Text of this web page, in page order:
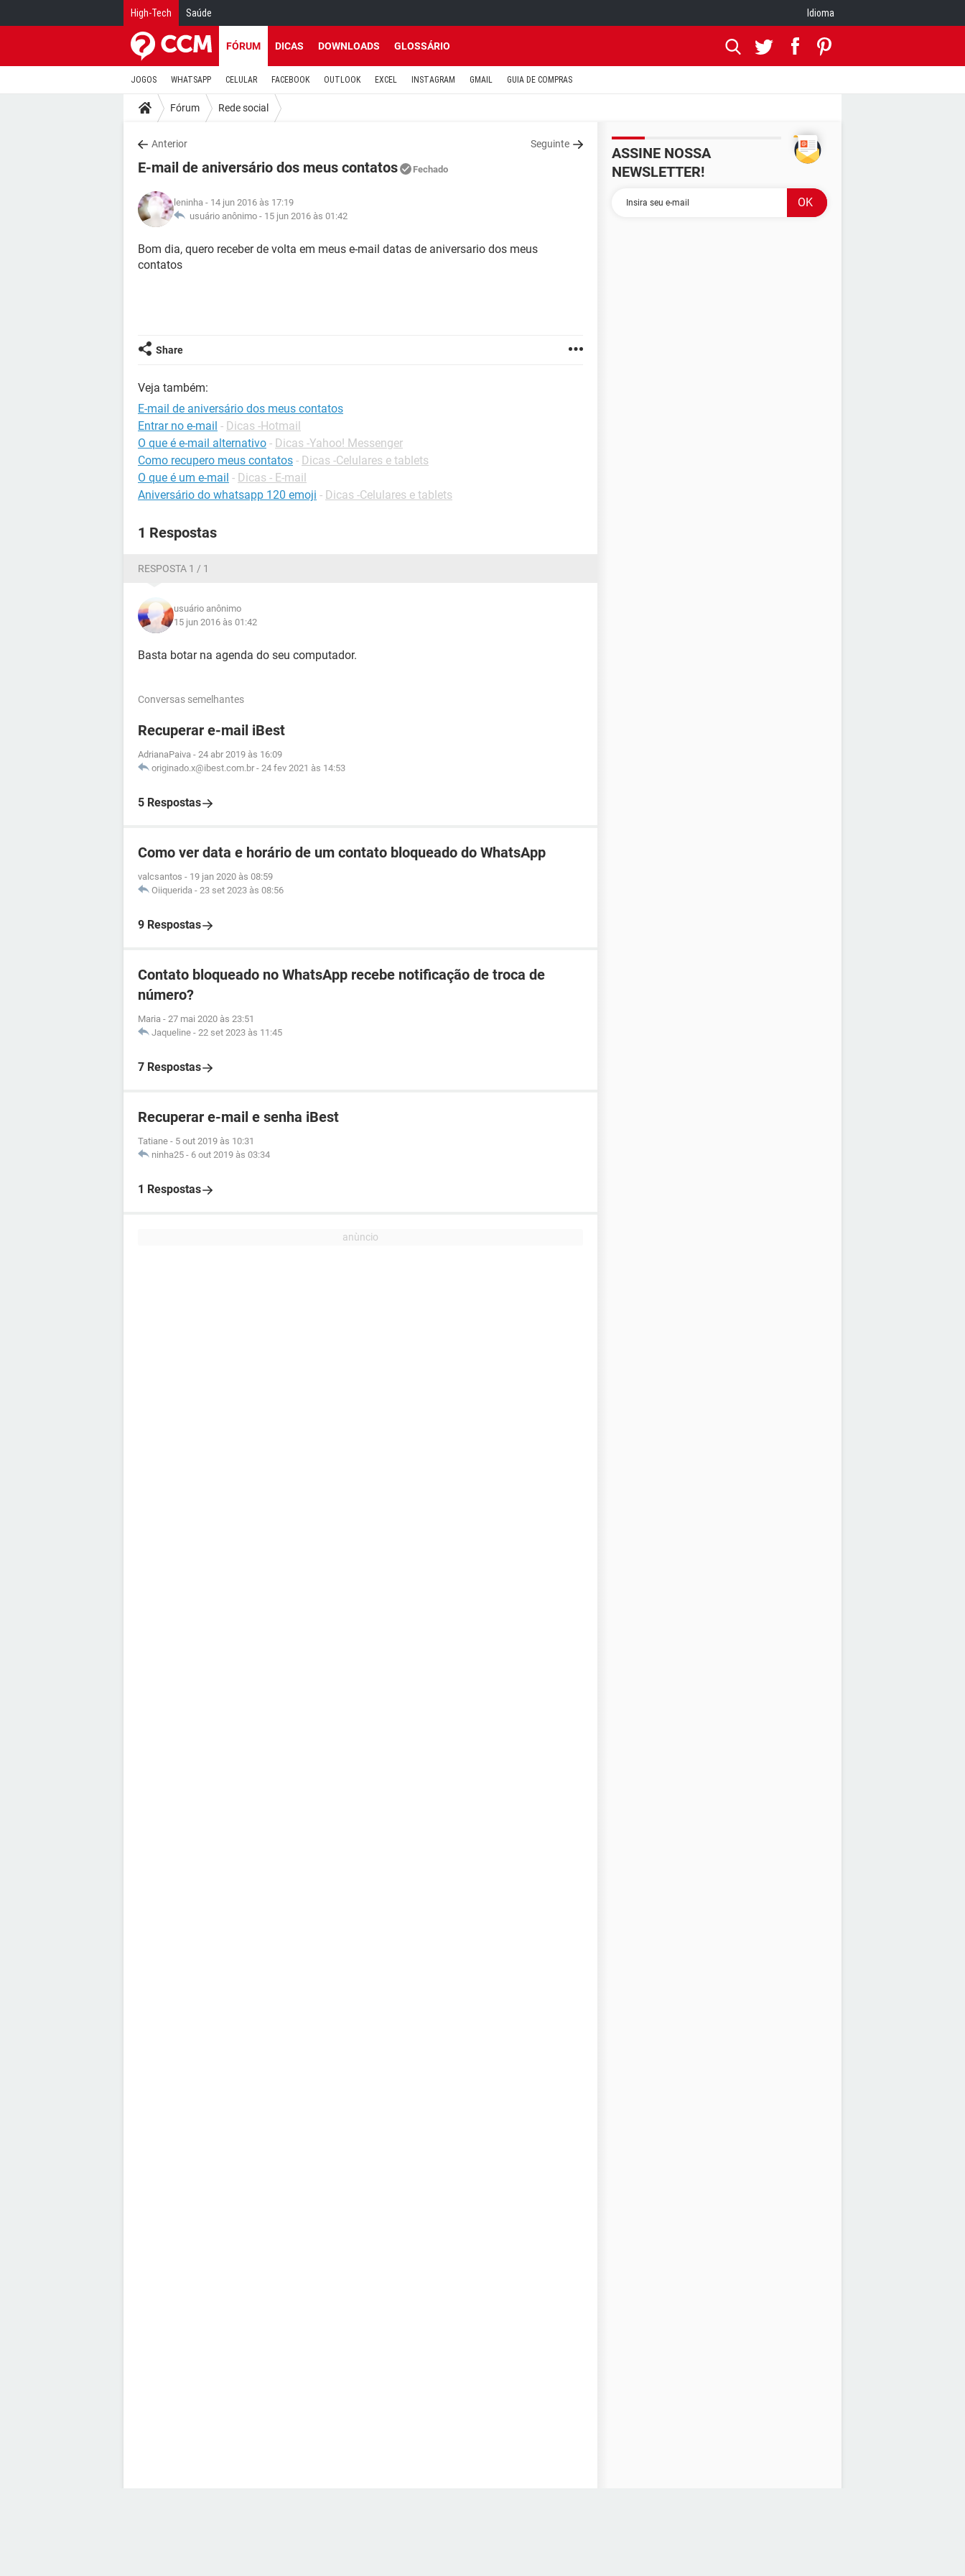
High-Tech Saúde Idioma
FÓRUM DICAS DOWNLOADS GLOSSÁRIO
JOGOS WHATSAPP CELULAR FACEBOOK OUTLOOK EXCEL INSTAGRAM GMAIL GUIA DE COMPRAS
Fórum Rede social
Anterior Seguinte
E-mail de aniversário dos meus contatos Fechado
leninha - 14 jun 2016 às 17:19
usuário anônimo - 15 jun 2016 às 01:42
Bom dia, quero receber de volta em meus e-mail datas de aniversario dos meus
contatos
Share
Veja também:
E-mail de aniversário dos meus contatos
Entrar no e-mail - Dicas -Hotmail
O que é e-mail alternativo - Dicas -Yahoo! Messenger
Como recupero meus contatos - Dicas -Celulares e tablets
O que é um e-mail - Dicas - E-mail
Aniversário do whatsapp 120 emoji - Dicas -Celulares e tablets
1 Respostas
RESPOSTA 1 / 1
usuário anônimo
15 jun 2016 às 01:42
Basta botar na agenda do seu computador.
Conversas semelhantes
Recuperar e-mail iBest
AdrianaPaiva - 24 abr 2019 às 16:09
originado.x@ibest.com.br - 24 fev 2021 às 14:53
5 Respostas
Como ver data e horário de um contato bloqueado do WhatsApp
valcsantos - 19 jan 2020 às 08:59
Oiiquerida - 23 set 2023 às 08:56
9 Respostas
Contato bloqueado no WhatsApp recebe notificação de troca de
número?
Maria - 27 mai 2020 às 23:51
Jaqueline - 22 set 2023 às 11:45
7 Respostas
Recuperar e-mail e senha iBest
Tatiane - 5 out 2019 às 10:31
ninha25 - 6 out 2019 às 03:34
1 Respostas
ASSINE NOSSA
NEWSLETTER!